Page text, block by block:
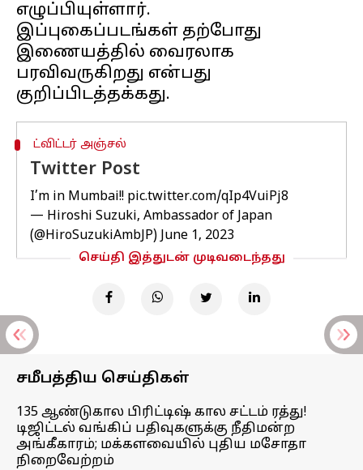
எழுப்பியுள்ளார்.
இப்புகைப்படங்கள் தற்போது
இணையத்தில் வைரலாக
பரவிவருகிறது என்பது
ட்விட்டர் அஞ்சல்
Twitter Post
I’m in Mumbai!! pic.twitter.com/qIp4VuiPj8
— Hiroshi Suzuki, Ambassador of Japan
(@HiroSuzukiAmbJP) June 1, 2023
செய்தி இத்துடன் முடிவடைந்தது
சமீபத்திய செய்திகள்
135 ஆண்டுகால பிரிட்டிஷ் கால சட்டம் ரத்து!
டிஜிட்டல் வங்கிப் பதிவுகளுக்கு நீதிமன்ற
அங்கீகாரம்; மக்களவையில் புதிய மசோதா
நிறைவேற்றம்